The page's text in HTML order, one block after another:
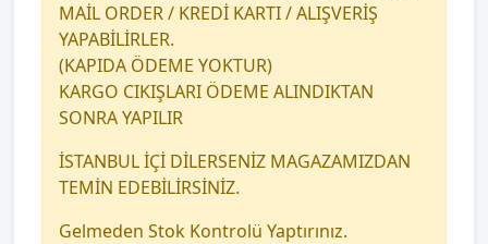
MAİL ORDER / KREDİ KARTI / ALIŞVERİŞ
YAPABİLİRLER.
(KAPIDA ÖDEME YOKTUR)
KARGO CIKIŞLARI ÖDEME ALINDIKTAN
SONRA YAPILIR
İSTANBUL İÇİ DİLERSENİZ MAGAZAMIZDAN
TEMİN EDEBİLİRSİNİZ.
Gelmeden Stok Kontrolü Yaptırınız.